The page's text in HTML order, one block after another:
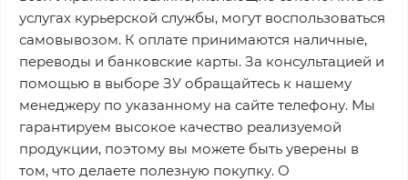
услугах курьерской службы, могут воспользоваться
самовывозом. К оплате принимаются наличные,
переводы и банковские карты. За консультацией и
помощью в выборе ЗУ обращайтесь к нашему
менеджеру по указанному на сайте телефону. Мы
гарантируем высокое качество реализуемой
продукции, поэтому вы можете быть уверены в
том, что делаете полезную покупку. О